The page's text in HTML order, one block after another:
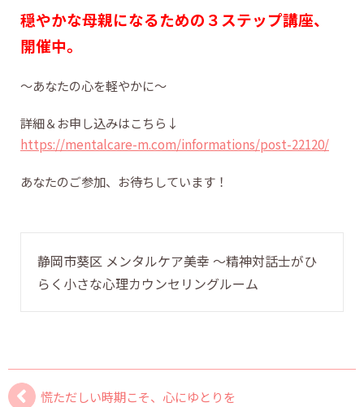
穏やかな母親になるための３ステップ講座、
開催中。
〜あなたの心を軽やかに〜
詳細＆お申し込みはこちら↓
https://mentalcare-m.com/informations/post-22120/
あなたのご参加、お待ちしています！
静岡市葵区 メンタルケア美幸 〜精神対話士がひ
らく小さな心理カウンセリングルーム
慌ただしい時期こそ、心にゆとりを